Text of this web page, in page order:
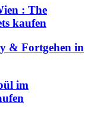
: The
kaufen
& Fortgehen in
im